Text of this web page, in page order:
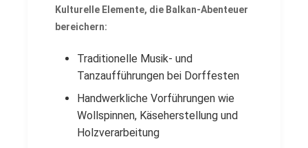
Kulturelle Elemente, die Balkan-Abenteuer
bereichern:
Traditionelle Musik- und
Tanzaufführungen bei Dorffesten
Handwerkliche Vorführungen wie
Wollspinnen, Käseherstellung und
Holzverarbeitung